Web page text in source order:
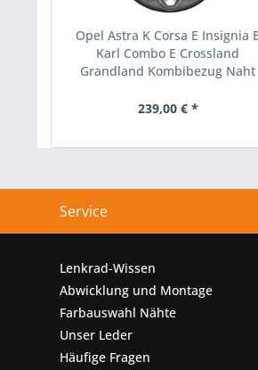
Opel Astra K Corsa E Insignia
Karl Combo E Crossland
Grandland Kombibezug Naht
239,00 € *
Service
Lenkrad-Wissen
Abwicklung und Montage
Farbauswahl Nähte
Unser Leder
Häufige Fragen